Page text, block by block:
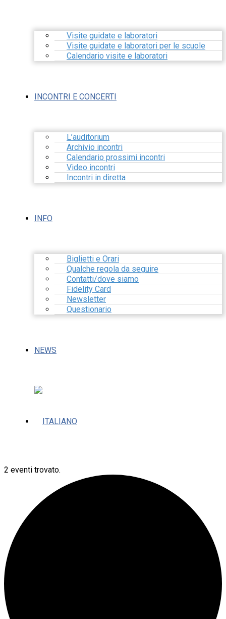
Visite guidate e laboratori
Visite guidate e laboratori per le scuole
Calendario visite e laboratori
INCONTRI E CONCERTI
L’auditorium
Archivio incontri
Calendario prossimi incontri
Video incontri
Incontri in diretta
INFO
Biglietti e Orari
Qualche regola da seguire
Contatti/dove siamo
Fidelity Card
Newsletter
Questionario
NEWS
2 eventi trovato.